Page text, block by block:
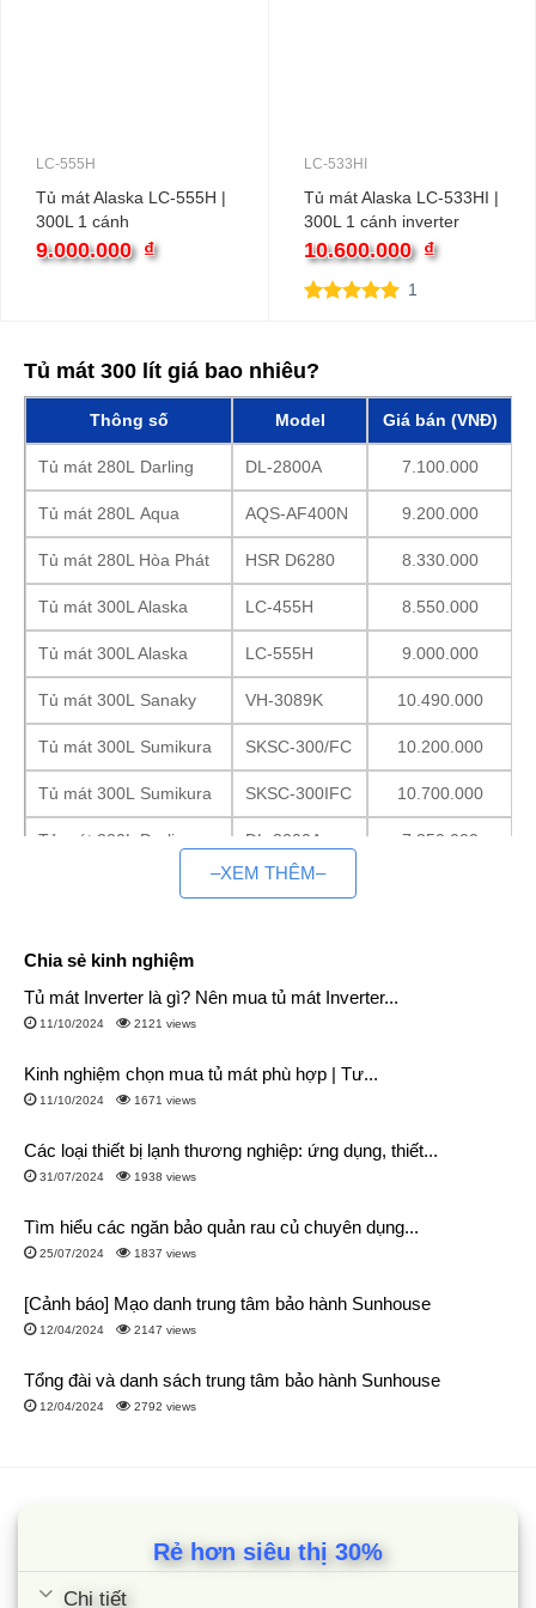
LC-555H
Tủ mát Alaska LC-555H |
300L 1 cánh
9.000.000 ₫
LC-533HI
Tủ mát Alaska LC-533HI |
300L 1 cánh inverter
10.600.000 ₫
1
Tủ mát 300 lít giá bao nhiêu?
Thông số Model Giá bán (VNĐ)
Tủ mát 280L Darling DL-2800A 7.100.000
Tủ mát 280L Aqua AQS-AF400N 9.200.000
Tủ mát 280L Hòa Phát HSR D6280 8.330.000
Tủ mát 300L Alaska LC-455H 8.550.000
Tủ mát 300L Alaska LC-555H 9.000.000
Tủ mát 300L Sanaky VH-3089K 10.490.000
Tủ mát 300L Sumikura SKSC-300/FC 10.200.000
Tủ mát 300L Sumikura SKSC-300IFC 10.700.000
Tủ mát 320L Darling DL-3200A 7.350.000
Tủ mát 300L là loại tủ làm lạnh mát có dung tích 300 lít được
xếp trở nên tiện lợi hơn.
nước uống giải khát ở các nhà hàng, tiệm tạp hóa hay
canteen.
Kích thước
Chiều dài: 620 mm
Chiều cao: 1764 mm
số tiền phải trả để sử dụng tủ trong ngày bằng công thức:
–XEM THÊM–
Chia sẻ kinh nghiệm
Tủ mát Inverter là gì? Nên mua tủ mát Inverter...
11/10/2024 2121 views
Kinh nghiệm chọn mua tủ mát phù hợp | Tư...
11/10/2024 1671 views
Các loại thiết bị lạnh thương nghiệp: ứng dụng, thiết...
31/07/2024 1938 views
Tìm hiểu các ngăn bảo quản rau củ chuyên dụng...
25/07/2024 1837 views
[Cảnh báo] Mạo danh trung tâm bảo hành Sunhouse
12/04/2024 2147 views
Tổng đài và danh sách trung tâm bảo hành Sunhouse
12/04/2024 2792 views
Rẻ hơn siêu thị 30%
Chi tiết